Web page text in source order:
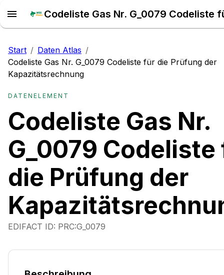
Start / Daten Atlas /
Codeliste Gas Nr. G_0079 Codeliste für die Prüfung der
Kapazitätsrechnung
DATENELEMENT
Codeliste Gas Nr.
G_0079 Codeliste
die Prüfung der
EDIFACT ID: PRC:G_0079